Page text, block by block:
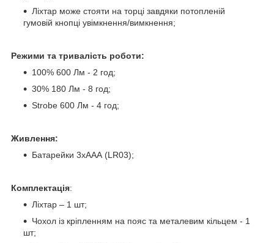
Ліхтар може стояти на торці завдяки потопленій
гумовій кнопці увімкнення/вимкнення;
Режими та тривалість роботи:
100% 600 Лм - 2 год;
30% 180 Лм - 8 год;
Strobe 600 Лм - 4 год;
Живлення:
Батарейки 3хААА (LR03);
Комплектація:
Ліхтар – 1 шт;
Чохол із кріпленням на пояс та металевим кільцем - 1
шт;